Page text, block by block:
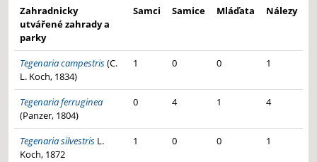
Zahradnicky
utvářené zahrady a
parky
Samci Samice Mláďata Nálezy
Tegenaria campestris(C.
L. Koch, 1834)
1 0 0 1
Tegenaria ferruginea
(Panzer, 1804)
0 4 1 4
Tegenaria silvestris L.
Koch, 1872
1 0 0 1